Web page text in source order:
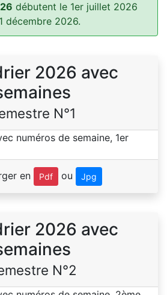
débutent le 1er juillet 2026
décembre 2026.
2026 avec
N°1
en Pdf ou Jpg
2026 avec
N°2